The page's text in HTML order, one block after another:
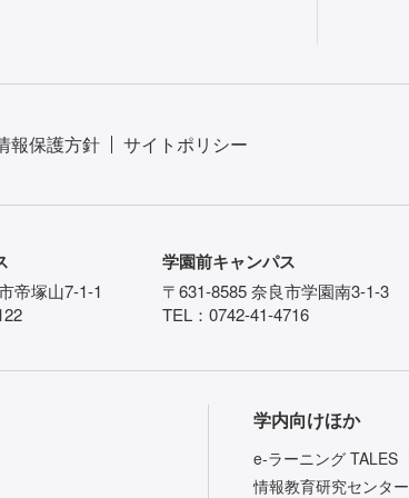
報保護方針 サイトポリシー
帝塚山7-1-1
学園前キャンパス
〒631-8585 奈良市学園南3-1-3
TEL：0742-41-4716
学内向けほか
e-ラーニング TALES
情報教育研究センター